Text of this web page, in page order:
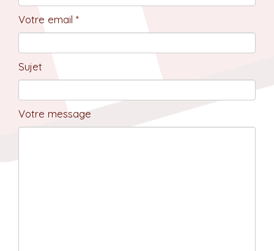
Votre email *
Sujet
Votre message